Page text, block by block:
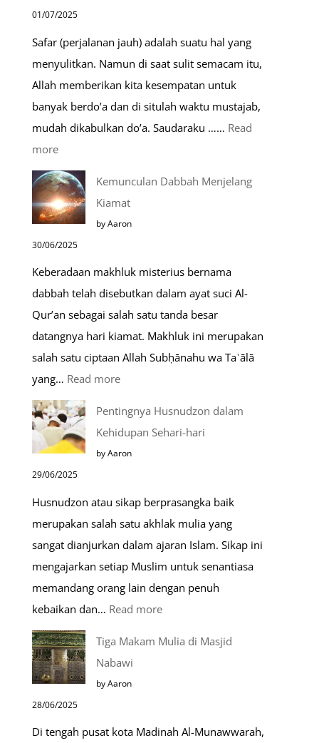
Saat
Umroh
01/07/2025
Safar (perjalanan jauh) adalah suatu hal yang
menyulitkan. Namun di saat sulit semacam itu,
Allah memberikan kita kesempatan untuk
banyak berdo’a dan di situlah waktu mustajab,
mudah dikabulkan do’a. Saudaraku …… Read
more:
Do’a
Saat
Safar,
Mustajab
Kemunculan Dabbah Menjelang
Kiamat
by Aaron
30/06/2025
Keberadaan makhluk misterius bernama
dabbah telah disebutkan dalam ayat suci Al-
Qur’an sebagai salah satu tanda besar
datangnya hari kiamat. Makhluk ini merupakan
salah satu ciptaan Allah Subḥānahu wa Taʿālā
yang… Read more:
Dabbah
Menjelang
Pentingnya Husnudzon dalam
Kehidupan Sehari-hari
by Aaron
29/06/2025
Husnudzon atau sikap berprasangka baik
merupakan salah satu akhlak mulia yang
sangat dianjurkan dalam ajaran Islam. Sikap ini
mengajarkan setiap Muslim untuk senantiasa
memandang orang lain dengan penuh
kebaikan dan… Read more:
hari
Tiga Makam Mulia di Masjid
Nabawi
by Aaron
28/06/2025
Di tengah pusat kota Madinah Al-Munawwarah,